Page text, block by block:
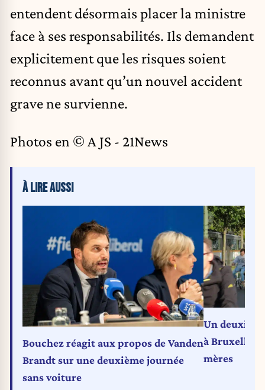
entendent désormais placer la ministre
face à ses responsabilités. Ils demandent
explicitement que les risques soient
reconnus avant qu’un nouvel accident
grave ne survienne.
Photos en © A JS - 21News
À LIRE AUSSI
Bouchez réagit aux propos de Vanden
Brandt sur une deuxième journée
sans voiture
Un
à Bruxelles
mères